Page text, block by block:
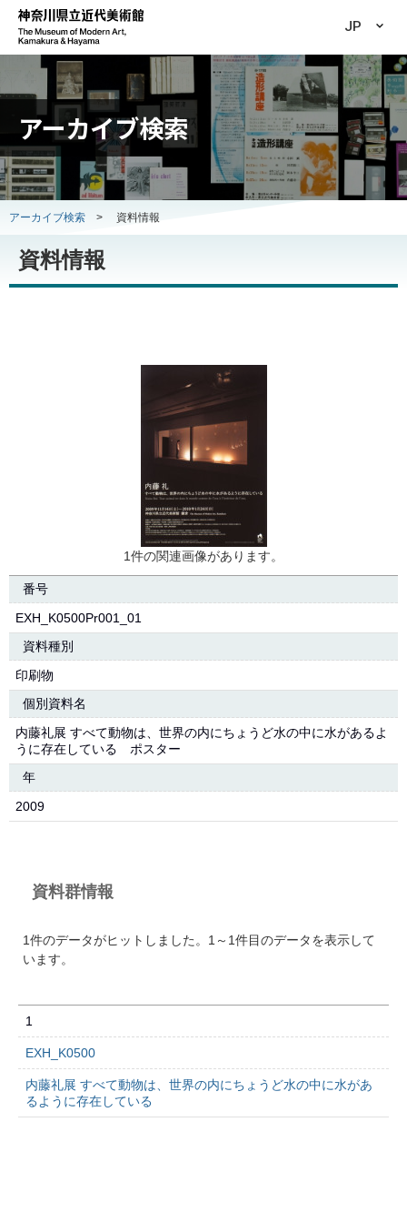
JP
アーカイブ検索
アーカイブ検索 > 資料情報
資料情報
1件の関連画像があります。
番号
EXH_K0500Pr001_01
資料種別
印刷物
個別資料名
内藤礼展 すべて動物は、世界の内にちょうど水の中に水があるよ
うに存在している ポスター
年
2009
資料群情報
1件のデータがヒットしました。1～1件目のデータを表示して
います。
1
EXH_K0500
内藤礼展 すべて動物は、世界の内にちょうど水の中に水があ
るように存在している